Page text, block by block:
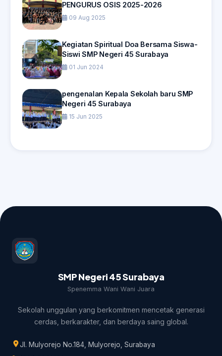
PENGURUS OSIS 2025-2026
09 Aug 2025
Kegiatan Spiritual Doa Bersama Siswa-
Siswi SMP Negeri 45 Surabaya
01 Jun 2024
pengenalan Kepala Sekolah baru SMP
Negeri 45 Surabaya
15 Jun 2025
SMP Negeri 45 Surabaya
Spenemma Wani Wani Juara
Sekolah unggulan yang berkomitmen mencetak generasi
cerdas, berkarakter, dan berdaya saing global.
Jl. Mulyorejo No.184, Mulyorejo, Surabaya